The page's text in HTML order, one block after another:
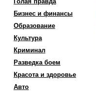
Бизнес и финансы
Образование
Культура
Криминал
Разведка боем
Красота и здоровье
Авто